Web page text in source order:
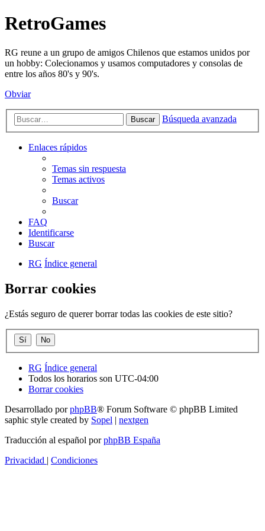
RetroGames
RG reune a un grupo de amigos Chilenos que estamos unidos por
un hobby: Colecionamos y usamos computadores y consolas de
entre los años 80's y 90's.
Obviar
Buscar Búsqueda avanzada
Enlaces rápidos
Temas sin respuesta
Temas activos
Buscar
FAQ
Identificarse
Buscar
RG Índice general
Borrar cookies
¿Estás seguro de querer borrar todas las cookies de este sitio?
RG Índice general
Todos los horarios son UTC-04:00
Borrar cookies
Desarrollado porphpBB® Forum Software © phpBB Limited
saphic style created by Sopel | nextgen
Traducción al español porphpBB España
Privacidad | Condiciones